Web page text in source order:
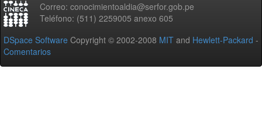
Correo: conocimientoaldia@serfor.gob.pe
Teléfono: (511) 2259005 anexo 605
DSpace Software Copyright © 2002-2008 MIT and Hewlett-Packard -
Comentarios